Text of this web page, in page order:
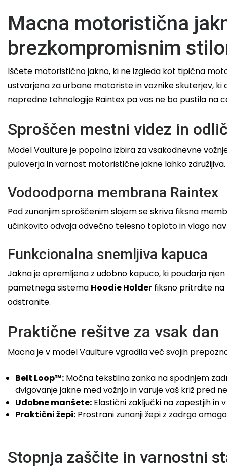
Macna motoristična
brezkompromisnim
Iščete motoristično jakno, ki ne izgleda kot tipična
ustvarjena za urbane motoriste in voznike skuterjev, ki
napredne tehnologije Raintex pa vas ne bo pustila na
Sproščen mestni videz in
Model Vaulture je popolna izbira za vsakodnevne
puloverja in varnost motoristične jakne lahko
Vodoodporna membrana Raintex
Pod zunanjim sproščenim slojem se skriva fiksna
učinkovito odvaja odvečno telesno toploto in vlago
Funkcionalna snemljiva kapuca
Jakna je opremljena z udobno kapuco, ki poudarja
pametnega sistema Hoodie Holder fiksno pritrdite na
odstranite.
Praktične rešitve za vsak dan
Macna je v model Vaulture vgradila več svojih
Belt Loop™: Močna tekstilna zanka na spodnjem
dvigovanje jakne med vožnjo in varuje vaš križ pred
Udobne manšete: Elastični zaključki na zapestjih
Praktični žepi: Prostrani zunanji žepi z zadrgo
Stopnja zaščite in varnostni